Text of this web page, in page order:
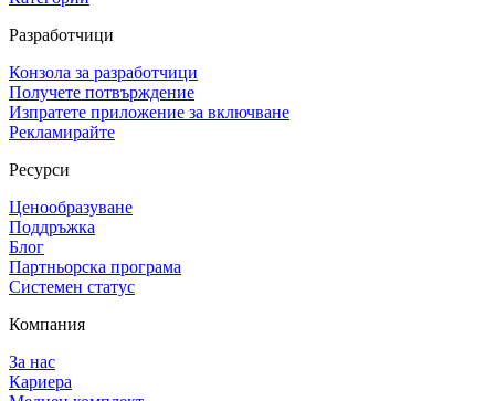
Разработчици
Конзола за разработчици
Получете потвърждение
Изпратете приложение за включване
Рекламирайте
Ресурси
Ценообразуване
Поддръжка
Блог
Партньорска програма
Системен статус
Компания
За нас
Кариера